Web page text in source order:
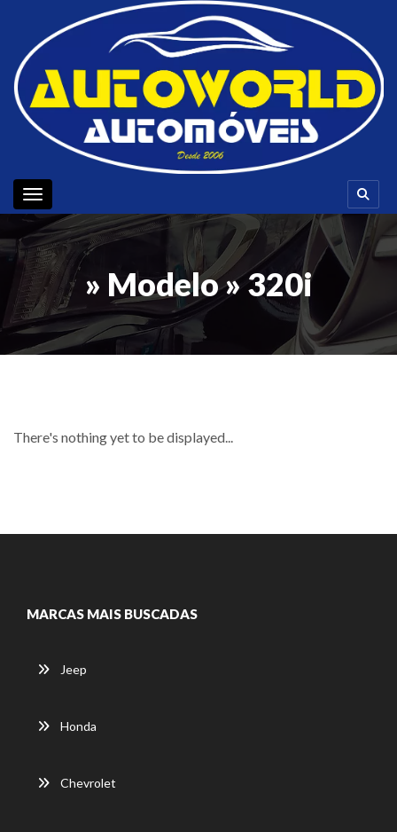
Toggle navigation
» Modelo » 320i
There's nothing yet to be displayed...
MARCAS MAIS BUSCADAS
Jeep
Honda
Chevrolet